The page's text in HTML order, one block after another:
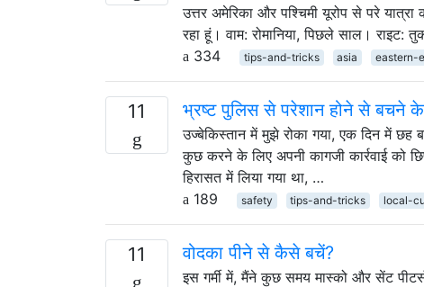
उत्तर अमेरिका और पश्चिमी यूरोप से परे
रहा हूं। वाम: रोमानिया, पिछले साल।
334
tips-and-tricks asia eastern-
11 भ्रष्ट पुलिस से परेशान होने से बचने के
उज्बेकिस्तान में मुझे रोका गया, एक दिन में छह
कुछ करने के लिए अपनी कागजी कार्रवाई को
हिरासत में लिया गया था, …
189
safety tips-and-tricks local-
11 वोदका पीने से कैसे बचें?
इस गर्मी में, मैंने कुछ समय मास्को और सेंट